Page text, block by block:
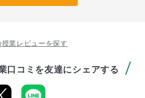
業レビューを探す
口コミを友達にシェアする